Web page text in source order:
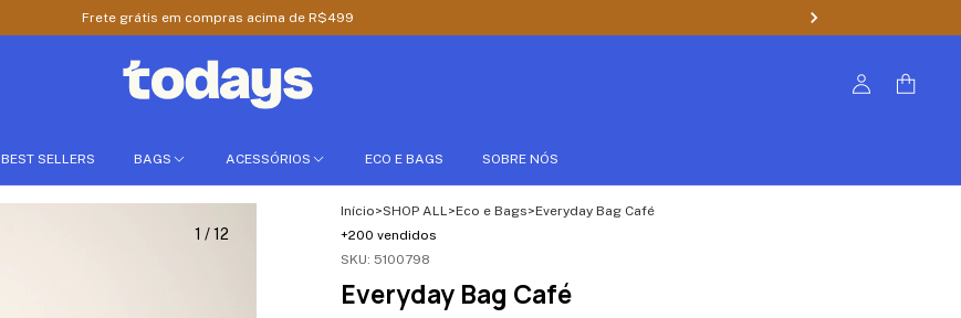
Frete grátis em compras acima de R$499
BEST SELLERS BAGS ACESSÓRIOS ECO E BAGS SOBRE NÓS
1 /12
Início>SHOP ALL>Eco e Bags>Everyday Bag Café
+200 vendidos
SKU: 5100798
Everyday Bag Café